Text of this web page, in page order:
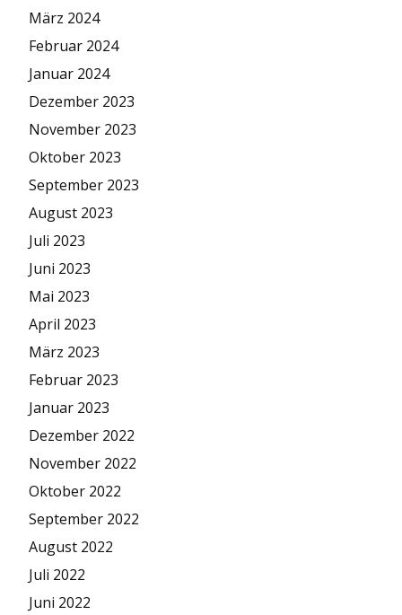
März 2024
Februar 2024
Januar 2024
Dezember 2023
November 2023
Oktober 2023
September 2023
August 2023
Juli 2023
Juni 2023
Mai 2023
April 2023
März 2023
Februar 2023
Januar 2023
Dezember 2022
November 2022
Oktober 2022
September 2022
August 2022
Juli 2022
Juni 2022